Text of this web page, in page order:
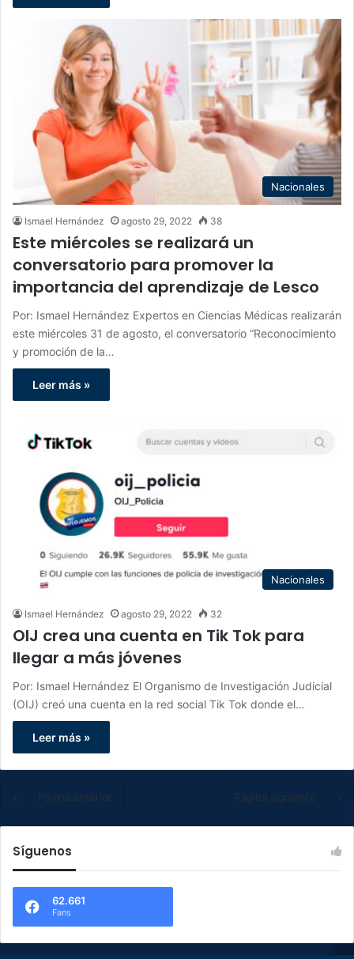
Nacionales
Ismael Hernández agosto 29, 2022 38
Este miércoles se realizará un
conversatorio para promover la
importancia del aprendizaje de Lesco
Por: Ismael Hernández Expertos en Ciencias Médicas realizarán
este miércoles 31 de agosto, el conversatorio “Reconocimiento
y promoción de la…
Leer más »
Nacionales
Ismael Hernández agosto 29, 2022 32
OIJ crea una cuenta en Tik Tok para
llegar a más jóvenes
Por: Ismael Hernández El Organismo de Investigación Judicial
(OIJ) creó una cuenta en la red social Tik Tok donde el…
Leer más »
Página anterior Página siguiente
Síguenos
62.661
Fans